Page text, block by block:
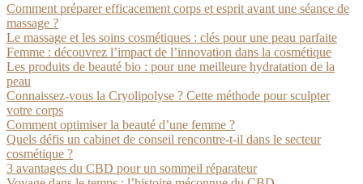
Comment préparer efficacement corps et esprit avant une séance de
massage ?
Le massage et les soins cosmétiques : clés pour une peau parfaite
Femme : découvrez l’impact de l’innovation dans la cosmétique
Les produits de beauté bio : pour une meilleure hydratation de la
peau
Connaissez-vous la Cryolipolyse ? Cette méthode pour sculpter
votre corps
Comment optimiser la beauté d’une femme ?
Quels défis un cabinet de conseil rencontre-t-il dans le secteur
cosmétique ?
3 avantages du CBD pour un sommeil réparateur